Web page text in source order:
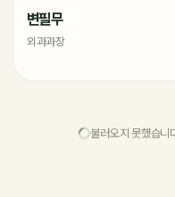
변필무
외과과장
불러오지 못했습니